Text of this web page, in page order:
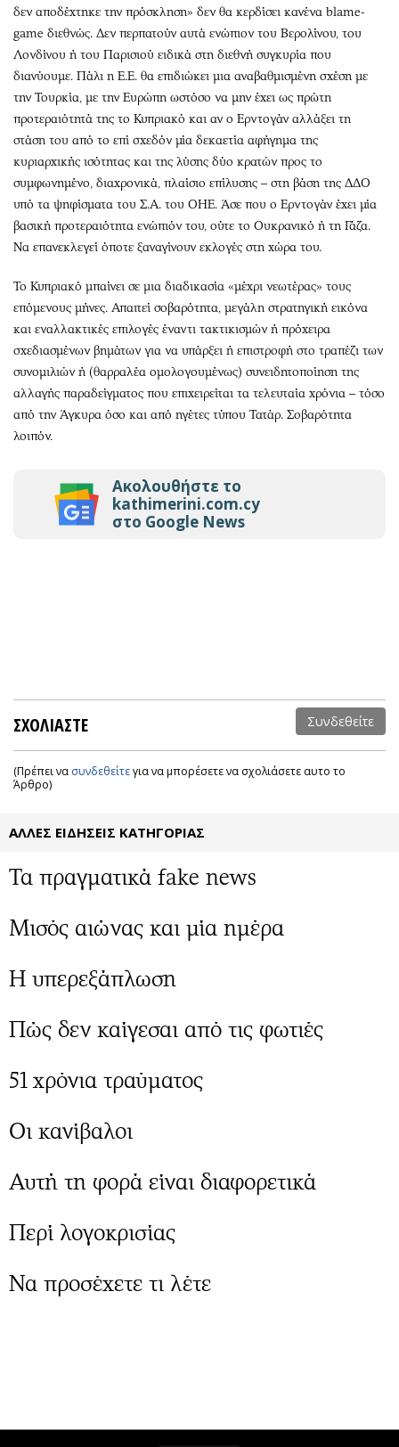
δεν αποδέχτηκε την πρόσκληση» δεν θα κερδίσει κανένα blame-
game διεθνώς. Δεν περπατούν αυτά ενώπιον του Βερολίνου, του
Λονδίνου ή του Παρισιού ειδικά στη διεθνή συγκυρία που
διανύουμε. Πάλι η Ε.Ε. θα επιδιώκει μια αναβαθμισμένη σχέση με
την Τουρκία, με την Ευρώπη ωστόσο να μην έχει ως πρώτη
προτεραιότητά της το Κυπριακό και αν ο Ερντογάν αλλάξει τη
στάση του από το επί σχεδόν μία δεκαετία αφήγημα της
κυριαρχικής ισότητας και της λύσης δύο κρατών προς το
συμφωνημένο, διαχρονικά, πλαίσιο επίλυσης – στη βάση της ΔΔΟ
υπό τα ψηφίσματα του Σ.Α. του ΟΗΕ. Άσε που ο Ερντογάν έχει μία
βασική προτεραιότητα ενώπιόν του, ούτε το Ουκρανικό ή τη Γάζα.
Να επανεκλεγεί όποτε ξαναγίνουν εκλογές στη χώρα του.
Το Κυπριακό μπαίνει σε μια διαδικασία «μέχρι νεωτέρας» τους
επόμενους μήνες. Απαιτεί σοβαρότητα, μεγάλη στρατηγική εικόνα
και εναλλακτικές επιλογές έναντι τακτικισμών ή πρόχειρα
σχεδιασμένων βημάτων για να υπάρξει ή επιστροφή στο τραπέζι των
συνομιλιών ή (θαρραλέα ομολογουμένως) συνειδητοποίηση της
αλλαγής παραδείγματος που επιχειρείται τα τελευταία χρόνια – τόσο
από την Άγκυρα όσο και από ηγέτες τύπου Τατάρ. Σοβαρότητα
λοιπόν.
Ακολουθήστε το
kathimerini.com.cy
στο Google News
ΣΧΟΛΙΑΣΤΕ Συνδεθείτε
(Πρέπει να συνδεθείτεγια να μπορέσετε να σχολιάσετε αυτο το
Άρθρο)
ΑΛΛΕΣ ΕΙΔΗΣΕΙΣ ΚΑΤΗΓΟΡΙΑΣ
Τα πραγματικά fake news
Μισός αιώνας και μία ημέρα
Η υπερεξάπλωση
Πώς δεν καίγεσαι από τις φωτιές
51 χρόνια τραύματος
Οι κανίβαλοι
Αυτή τη φορά είναι διαφορετικά
Περί λογοκρισίας
Να προσέχετε τι λέτε